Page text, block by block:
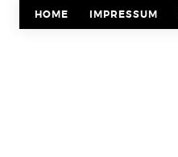
HOME IMPRESSUM